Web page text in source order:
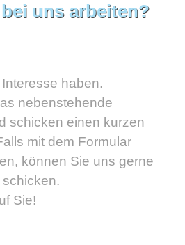
uns arbeiten?
haben.
nebenstehende
schicken einen kurzen
mit dem Formular
können Sie uns gerne
Sie!